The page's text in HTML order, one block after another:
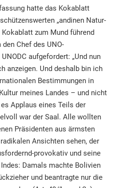
hatte das Kokablatt
„andinen Natur-
zum Mund führend
Chef des UNO-
aufgefordert: „Und nun
anzeigen. Und deshalb bin ich
Bestimmungen in
meines Landes – und nicht
Applaus eines Teils der
war der Saal. Alle wollten
Präsidenten aus ärmsten
Ansichten sehen, der
provokativ und seine
Damals machte Bolivien
und beantragte nur die